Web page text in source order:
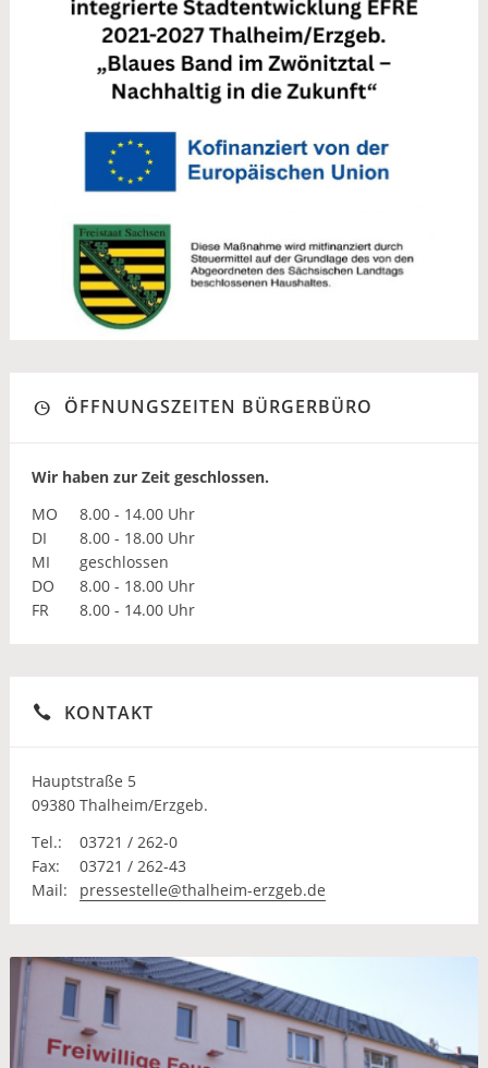
ÖFFNUNGSZEITEN BÜRGERBÜRO
Wir haben zur Zeit geschlossen.
MO
8.00 - 14.00 Uhr
DI
8.00 - 18.00 Uhr
MI
geschlossen
DO
8.00 - 18.00 Uhr
FR
8.00 - 14.00 Uhr
KONTAKT
Hauptstraße 5
09380 Thalheim/Erzgeb.
Tel.:
03721 / 262-0
Fax:
03721 / 262-43
Mail:
pressestelle@thalheim-erzgeb.de